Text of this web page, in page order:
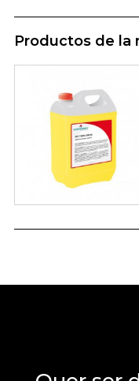
Productos de la